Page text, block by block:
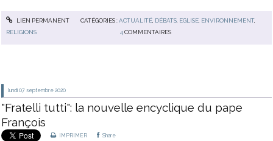
LIEN PERMANENT CATÉGORIES :ACTUALITÉ, DÉBATS, EGLISE, ENVIRONNEMENT,
RELIGIONS
4 COMMENTAIRES
lundi 07 septembre 2020
"Fratelli tutti": la nouvelle encyclique du pape
François
IMPRIMER Share